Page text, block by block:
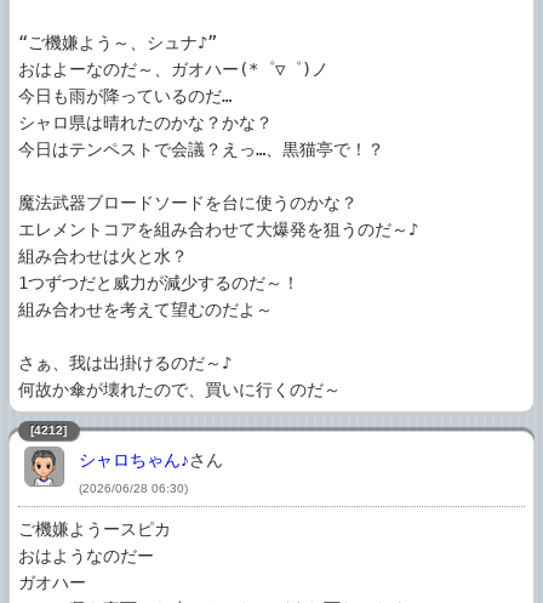
“ご機嫌よう～、シュナ♪”
おはよーなのだ～、ガオハー(*゜▽゜)ノ
今日も雨が降っているのだ…
シャロ県は晴れたのかな？かな？
今日はテンペストで会議？えっ…、黒猫亭で！？
魔法武器ブロードソードを台に使うのかな？
エレメントコアを組み合わせて大爆発を狙うのだ～♪
組み合わせは火と水？
1つずつだと威力が減少するのだ～！
組み合わせを考えて望むのだよ～
さぁ、我は出掛けるのだ～♪
何故か傘が壊れたので、買いに行くのだ～
[4212]
シャロちゃん♪さん
(2026/06/28 06:30)
ご機嫌ようースピカ
おはようなのだー
ガオハー